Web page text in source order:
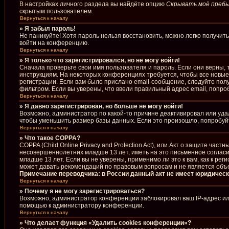
В настройках личного раздела вы найдёте опцию Скрывать моё
скрытым пользователем.
Вернуться к началу
» Я забыл пароль!
Не паникуйте! Хотя пароль нельзя восстановить, можно легко
войти на конференцию.
Вернуться к началу
» Я только что зарегистрировался, но не могу войти!
Сначала проверьте свои имя пользователя и пароль. Если они
инструкциям. На некоторых конференциях требуется, чтобы все
регистрации. Если вам было прислано email-сообщение, следуйте
фильтром. Если вы уверены, что ввели правильный адрес email,
Вернуться к началу
» Я давно зарегистрирован, но больше не могу войти!
Возможно, администратор по какой-то причине деактивировал или
чтобы уменьшить размер базы данных. Если это произошло,
Вернуться к началу
» Что такое COPPA?
COPPA (Child Online Privacy and Protection Act), или Акт о защите
несовершеннолетних младше 13 лет, иметь на это письменное
младше 13 лет. Если вы не уверены, применимо ли это к вам, как к
может давать рекомендаций по правовым вопросам и не является
Примечание переводчика: в России данный акт не имеет
Вернуться к началу
» Почему я не могу зарегистрироваться?
Возможно, администратор конференции заблокировал ваш IP-адрес
помощью к администратору конференции.
Вернуться к началу
» Что делает функция «Удалить cookies конференции»?